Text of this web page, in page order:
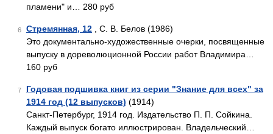
пламени" и… 280 руб
6 Стремянная, 12 , С. В. Белов (1986)
Это документально-художественные очерки, посвященные
выпуску в дореволюционной России работ Владимира…
160 руб
7
Годовая подшивка книг из серии "Знание для всех" за
1914 год (12 выпусков) (1914)
Санкт-Петербург, 1914 год. Издательство П. П. Сойкина.
Каждый выпуск богато иллюстрирован. Владельческий…